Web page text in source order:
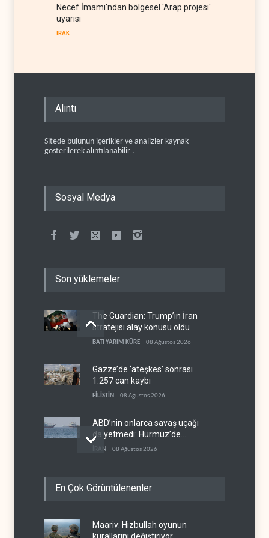
Necef İmamı'ndan bölgesel 'Arap projesi'
uyarısı
IRAK
Alıntı
Sitede bulunun içerikler ve analizler kaynak
gösterilerek alıntılanabilir .
Sosyal Medya
Son yüklemeler
The Guardian: Trump’ın İran
stratejisi alay konusu oldu
BATI YARIM KÜRE 08 Ağustos 2026
Gazze’de ‘ateşkes’ sonrası
1.257 can kaybı
FİLİSTİN 08 Ağustos 2026
ABD’nin onlarca savaş uçağı
da yetmedi: Hürmüz’de
gemi vuruldu
İRAN 08 Ağustos 2026
'Arap projesi' uyarısı
Mossad’ın İran'a karşı Kürt
En Çok Görüntülenenler
Maariv: Hizbullah oyunun